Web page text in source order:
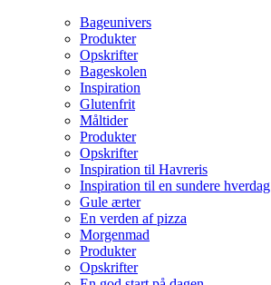
Bageunivers
Produkter
Opskrifter
Bageskolen
Inspiration
Glutenfrit
Måltider
Produkter
Opskrifter
Inspiration til Havreris
Inspiration til en sundere hverdag
Gule ærter
En verden af pizza
Morgenmad
Produkter
Opskrifter